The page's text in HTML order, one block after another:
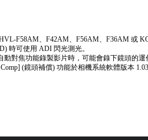
F58AM、F42AM、F56AM、F36AM 或
時可使用 ADI 閃光測光。
動對焦功能錄製影片時，可能會錄下鏡頭的運
Comp] (鏡頭補償) 功能於相機系統軟體版本